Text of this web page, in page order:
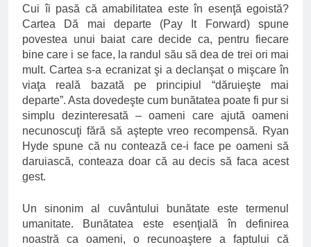
Cui îi pasă că amabilitatea este în esenţă egoistă?
Cartea Dă mai departe (Pay It Forward) spune
povestea unui baiat care decide ca, pentru fiecare
bine care i se face, la randul său să dea de trei ori mai
mult. Cartea s-a ecranizat şi a declanşat o mişcare în
viaţa reală bazată pe principiul “dăruieşte mai
departe”. Asta dovedeşte cum bunătatea poate fi pur si
simplu dezinteresată – oameni care ajută oameni
necunoscuţi fără să aştepte vreo recompensă. Ryan
Hyde spune că nu contează ce-i face pe oameni să
daruiască, conteaza doar că au decis să faca acest
gest.
Un sinonim al cuvântului bunătate este termenul
umanitate. Bunătatea este esenţială în definirea
noastră ca oameni, o recunoaştere a faptului că